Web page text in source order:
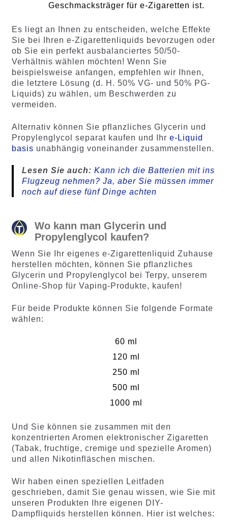
Geschmacksträger für e-Zigaretten ist.
Es liegt an Ihnen zu entscheiden, welche Effekte
Sie bei Ihren e-Zigarettenliquids bevorzugen oder
ob Sie ein perfekt ausbalanciertes 50/50-
Verhältnis wählen möchten! Wenn Sie
beispielsweise anfangen, empfehlen wir Ihnen,
die letztere Lösung (d. H. 50% VG- und 50% PG-
Liquids) zu wählen, um Beschwerden zu
vermeiden.
Alternativ können Sie pflanzliches Glycerin und
Propylenglycol separat kaufen und Ihr e-Liquid
basis unabhängig voneinander zusammenstellen.
Lesen Sie auch: Kann ich die Batterien mit ins
Flugzeug nehmen? Ja, aber Sie müssen immer
noch auf diese fünf Dinge achten
Wo kann man Glycerin und
Propylenglycol kaufen?
Wenn Sie Ihr eigenes e-Zigarettenliquid Zuhause
herstellen möchten, können Sie pflanzliches
Glycerin und Propylenglycol bei Terpy, unserem
Online-Shop für Vaping-Produkte, kaufen!
Für beide Produkte können Sie folgende Formate
wählen:
60 ml
120 ml
250 ml
500 ml
1000 ml
Und Sie können sie zusammen mit den
konzentrierten Aromen elektronischer Zigaretten
(Tabak, fruchtige, cremige und spezielle Aromen)
und allen Nikotinfläschen mischen.
Wir haben einen speziellen Leitfaden
geschrieben, damit Sie genau wissen, wie Sie mit
unseren Produkten Ihre eigenen DIY-
Dampfliquids herstellen können. Hier ist welches: